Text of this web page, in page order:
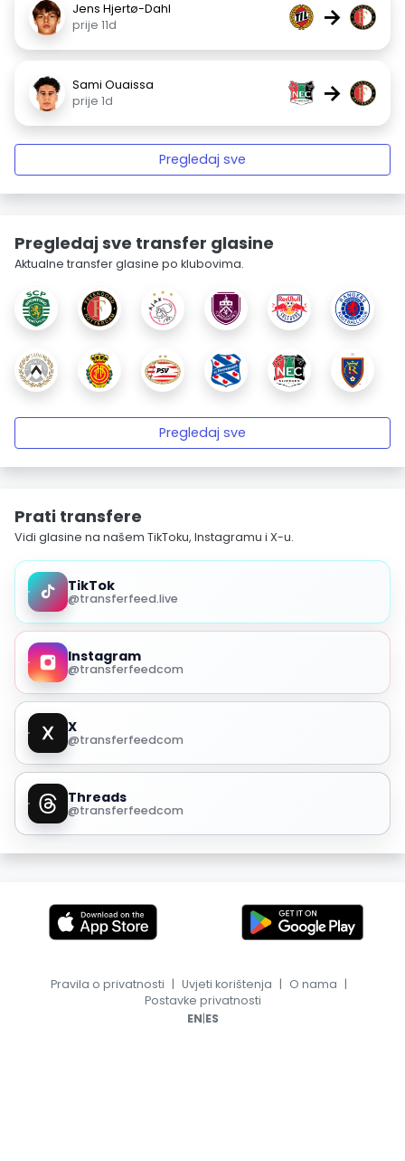
Jens Hjertø-Dahl
prije 11d
→
Sami Ouaissa
prije 1d
→
Pregledaj sve
Pregledaj sve transfer glasine
Aktualne transfer glasine po klubovima.
Pregledaj sve
Prati transfere
Vidi glasine na našem TikToku, Instagramu i X-u.
TikTok
@transferfeed.live
Instagram
@transferfeedcom
X
@transferfeedcom
Threads
@transferfeedcom
Pravila o privatnosti | Uvjeti korištenja | O nama |
Postavke privatnosti
EN|ES